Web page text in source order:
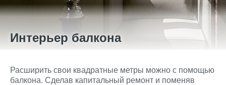
Интерьер балкона
Расширить свои квадратные метры можно с помощью
балкона. Сделав капитальный ремонт и поменяв